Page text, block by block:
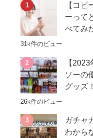
【コ
ーって
べてみ
31k件のビュー
【
ソーの
グッズ
26k件のビュー
ガチャ
わから